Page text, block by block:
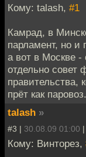
Кому: talash, #1
Камрад, в
парламент, но и
а вот в Москве -
отдельно совет
правительства,
прёт как паровоз.
talash »
#3 | 30.08.09 01:00 |
Кому: Винторез,